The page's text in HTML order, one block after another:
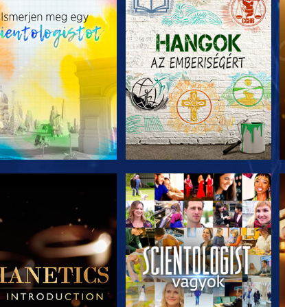
A SOROZAT RÉSZEI A SOROZAT RÉSZEI